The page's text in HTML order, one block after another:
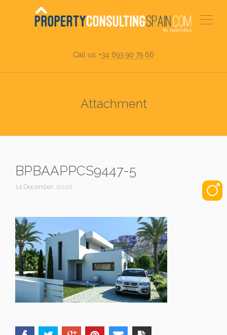
Call us: +34 693 90 79 66
Attachment
BPBAAPPCS9447-5
14 December, 2020